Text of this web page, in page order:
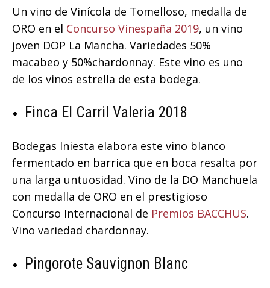
Un vino de Vinícola de Tomelloso, medalla de
ORO en el Concurso Vinespaña 2019, un vino
joven DOP La Mancha. Variedades 50%
macabeo y 50%chardonnay. Este vino es uno
de los vinos estrella de esta bodega.
Finca El Carril Valeria 2018
Bodegas Iniesta elabora este vino blanco
fermentado en barrica que en boca resalta por
una larga untuosidad. Vino de la DO Manchuela
con medalla de ORO en el prestigioso
Concurso Internacional de Premios BACCHUS.
Vino variedad chardonnay.
Pingorote Sauvignon Blanc